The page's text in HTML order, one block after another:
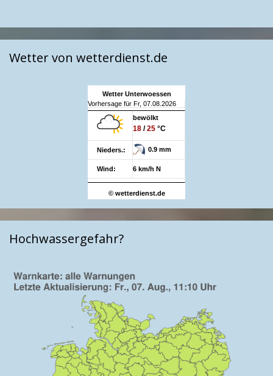
Wetter von wetterdienst.de
Wetter Unterwoessen
Vorhersage für Fr, 07.08.2026
bewölkt
18 /25 °C
Nieders.: 0.9 mm
Wind: 6 km/h N
© wetterdienst.de
Hochwassergefahr?